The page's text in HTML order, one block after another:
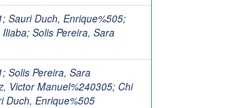
; Sauri Duch, Enrique%505;
Iliaba; Solis Pereira, Sara
; Solis Pereira, Sara
Victor Manuel%240305; Chi
Duch, Enrique%505